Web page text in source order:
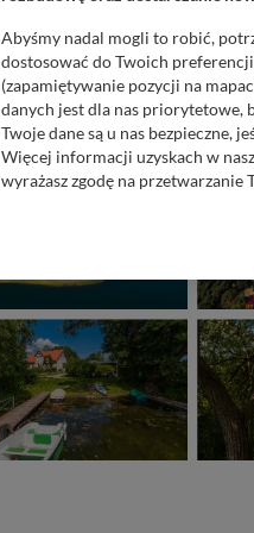
Abyśmy nadal mogli to robić,
dostosować do Twoich
(zapamiętywanie pozycji na
danych jest dla nas priorytetowe,
Twoje dane są u nas bezpieczne,
Więcej informacji uzyskach w
wyrażasz zgodę na przetwarzanie
Wyjątkiem jest sytuacja, gdy
zasadach i funkcjonalności
Administratorem Twoich danych
11-500 Giżycko. Możesz z nami
W każdej chwili możesz: zażądać
przetwarzania. Pamiętaj jednak,
informacji zawartych w plikach